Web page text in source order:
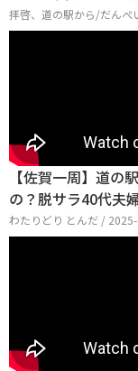
拝啓、道の駅から/だんぺ
【佐賀一周】道の
の？脱サラ40代夫
わたりどり とんだ /